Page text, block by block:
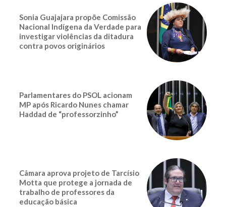
Sonia Guajajara propõe Comissão
Nacional Indígena da Verdade para
investigar violências da ditadura
contra povos originários
Parlamentares do PSOL acionam
MP após Ricardo Nunes chamar
Haddad de “professorzinho”
Câmara aprova projeto de Tarcísio
Motta que protege a jornada de
trabalho de professores da
educação básica